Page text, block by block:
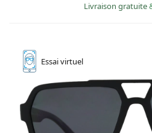
Livraison gratuite
Essaivirtuel